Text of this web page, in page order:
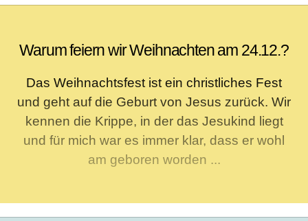
Warum feiern wir Weihnachten am 24.12.?
Das Weihnachtsfest ist ein christliches Fest
und geht auf die Geburt von Jesus zurück. Wir
kennen die Krippe, in der das Jesukind liegt
und für mich war es immer klar, dass er wohl
am geboren worden ...